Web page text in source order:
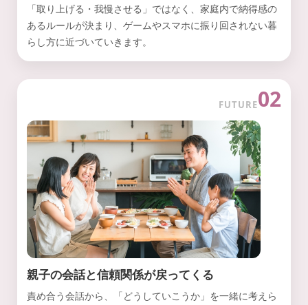
「取り上げる・我慢させる」ではなく、家庭内で納得感の
あるルールが決まり、ゲームやスマホに振り回されない暮
らし方に近づいていきます。
FUTURE02
親子の会話と信頼関係が戻ってくる
責め合う会話から、「どうしていこうか」を一緒に考えら